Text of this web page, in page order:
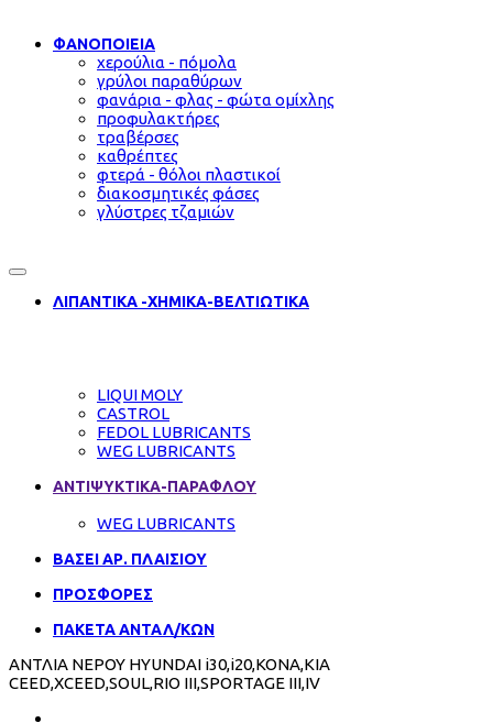
ΦΑΝΟΠΟΙΕΙΑ
χερούλια - πόμολα
γρύλοι παραθύρων
φανάρια - φλας - φώτα ομίχλης
προφυλακτήρες
τραβέρσες
καθρέπτες
φτερά - θόλοι πλαστικοί
διακοσμητικές φάσες
γλύστρες τζαμιών
ΛΙΠΑΝΤΙΚΑ -ΧΗΜΙΚΑ-ΒΕΛΤΙΩΤΙΚΑ
LIQUI MOLY
CASTROL
FEDOL LUBRICANTS
WEG LUBRICANTS
ΑΝΤΙΨΥΚΤΙΚΑ-ΠΑΡΑΦΛΟΥ
WEG LUBRICANTS
ΒΑΣΕΙ ΑΡ. ΠΛΑΙΣΙΟΥ
ΠΡΟΣΦΟΡΕΣ
ΠΑΚΕΤΑ ΑΝΤΑΛ/ΚΩΝ
ΑΝΤΛΙΑ ΝΕΡΟΥ HYUNDAI i30,i20,KONA,KIA
CEED,XCEED,SOUL,RIO III,SPORTAGE III,IV